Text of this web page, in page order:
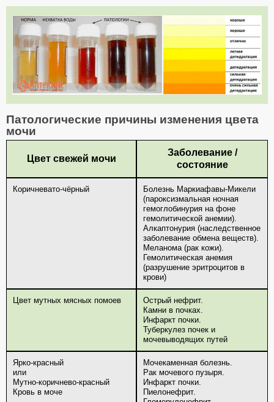
Патологические причины изменения цвета
мочи
Цвет свежей мочи
Заболевание /
состояние
Коричневато-чёрный
Болезнь Маркиафавы-Микели
(пароксизмальная ночная
гемоглобинурия на фоне
гемолитической анемии).
Алкаптонурия (наследственное
заболевание обмена веществ).
Меланома (рак кожи).
Гемолитическая анемия
(разрушение эритроцитов в
крови)
Цвет мутных мясных помоев
Острый нефрит.
Камни в почках.
Инфаркт почки.
Туберкулез почек и
мочевыводящих путей
Ярко-красный
или
Мутно-коричнево-красный
Кровь в моче
Мочекаменная болезнь.
Рак мочевого пузыря.
Инфаркт почки.
Пиелонефрит.